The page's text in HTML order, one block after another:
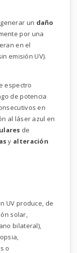
un daño
por una
en el
emisión UV).
espectro
de potencia
en
al láser azul en
de
y alteración
UV produce, de
solar,
bilateral),
o